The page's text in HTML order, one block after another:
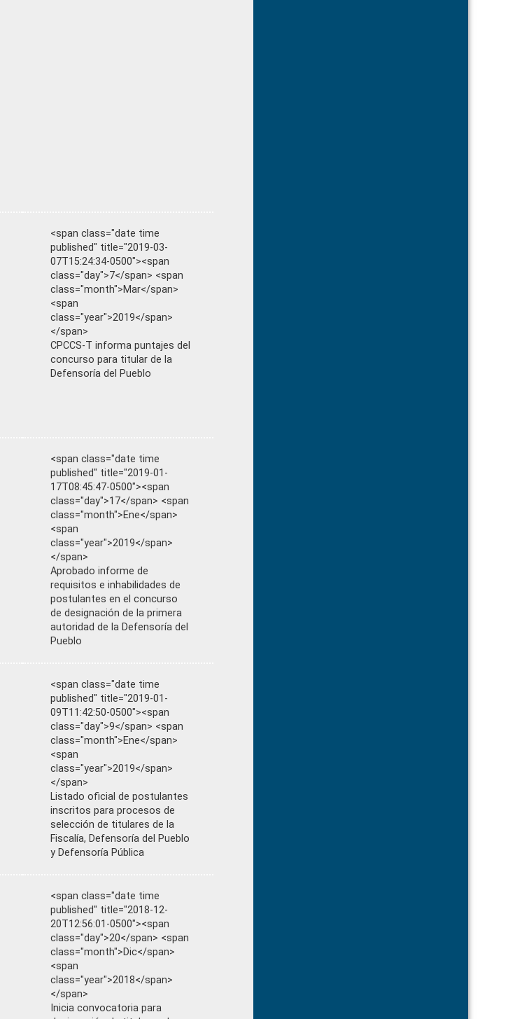
<span class="date time
published" title="2019-03-
07T15:24:34-0500"><span
class="day">7</span> <span
class="month">Mar</span>
<span
class="year">2019</span>
</span>
CPCCS-T informa puntajes del
concurso para titular de la
Defensoría del Pueblo
<span class="date time
published" title="2019-01-
17T08:45:47-0500"><span
class="day">17</span> <span
class="month">Ene</span>
<span
class="year">2019</span>
</span>
Aprobado informe de
requisitos e inhabilidades de
postulantes en el concurso
de designación de la primera
autoridad de la Defensoría del
Pueblo
<span class="date time
published" title="2019-01-
09T11:42:50-0500"><span
class="day">9</span> <span
class="month">Ene</span>
<span
class="year">2019</span>
</span>
Listado oficial de postulantes
inscritos para procesos de
selección de titulares de la
Fiscalía, Defensoría del Pueblo
y Defensoría Pública
<span class="date time
published" title="2018-12-
20T12:56:01-0500"><span
class="day">20</span> <span
class="month">Dic</span>
<span
class="year">2018</span>
</span>
Inicia convocatoria para